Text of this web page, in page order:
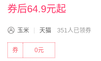
券后64.9元起
玉米 天猫 351人已领券
0元
券